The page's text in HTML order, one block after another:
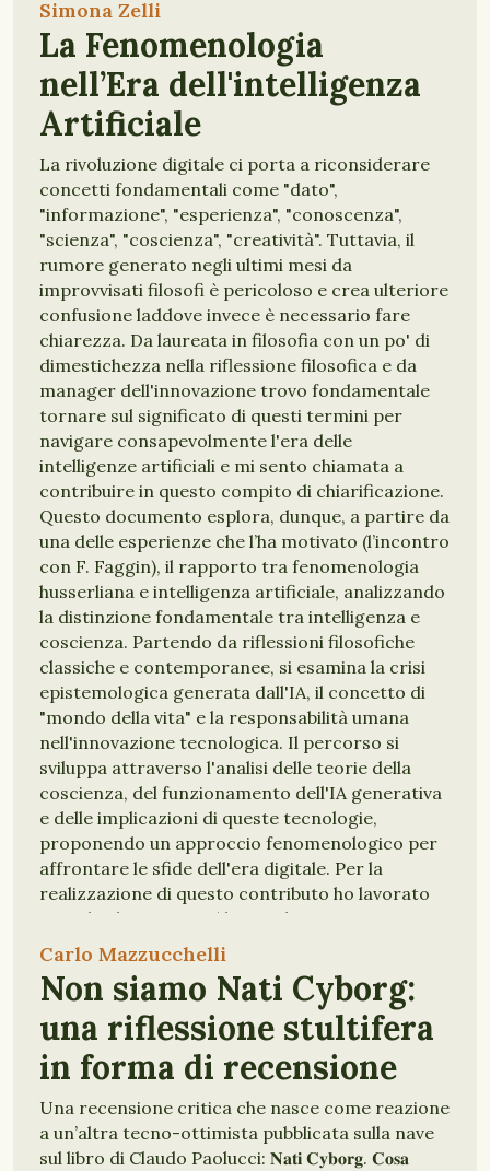
ATTENZIONE
Simona Zelli
La Fenomenologia
nell’Era dell'intelligenza
Artificiale
La rivoluzione digitale ci porta a riconsiderare
concetti fondamentali come "dato",
"informazione", "esperienza", "conoscenza",
"scienza", "coscienza", "creatività". Tuttavia, il
rumore generato negli ultimi mesi da
improvvisati filosofi è pericoloso e crea ulteriore
confusione laddove invece è necessario fare
chiarezza. Da laureata in filosofia con un po' di
dimestichezza nella riflessione filosofica e da
manager dell'innovazione trovo fondamentale
tornare sul significato di questi termini per
navigare consapevolmente l'era delle
intelligenze artificiali e mi sento chiamata a
contribuire in questo compito di chiarificazione.
Questo documento esplora, dunque, a partire da
una delle esperienze che l’ha motivato (l’incontro
con F. Faggin), il rapporto tra fenomenologia
husserliana e intelligenza artificiale, analizzando
la distinzione fondamentale tra intelligenza e
coscienza. Partendo da riflessioni filosofiche
classiche e contemporanee, si esamina la crisi
epistemologica generata dall'IA, il concetto di
"mondo della vita" e la responsabilità umana
nell'innovazione tecnologica. Il percorso si
sviluppa attraverso l'analisi delle teorie della
coscienza, del funzionamento dell'IA generativa
e delle implicazioni di queste tecnologie,
proponendo un approccio fenomenologico per
affrontare le sfide dell'era digitale. Per la
realizzazione di questo contributo ho lavorato
con Charlie e Brown (due IA che, non
occupandomi di mestiere di contenuti per
compito).
Carlo Mazzucchelli
Non siamo Nati Cyborg:
una riflessione stultifera
in forma di recensione
Una recensione critica che nasce come reazione
a un’altra tecno-ottimista pubblicata sulla nave
sul libro di Claudo Paolucci: 𝐍𝐚𝐭𝐢 𝐂𝐲𝐛𝐨𝐫𝐠. 𝐂𝐨𝐬𝐚